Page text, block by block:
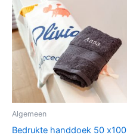
Algemeen
Bedrukte handdoek 50 x100